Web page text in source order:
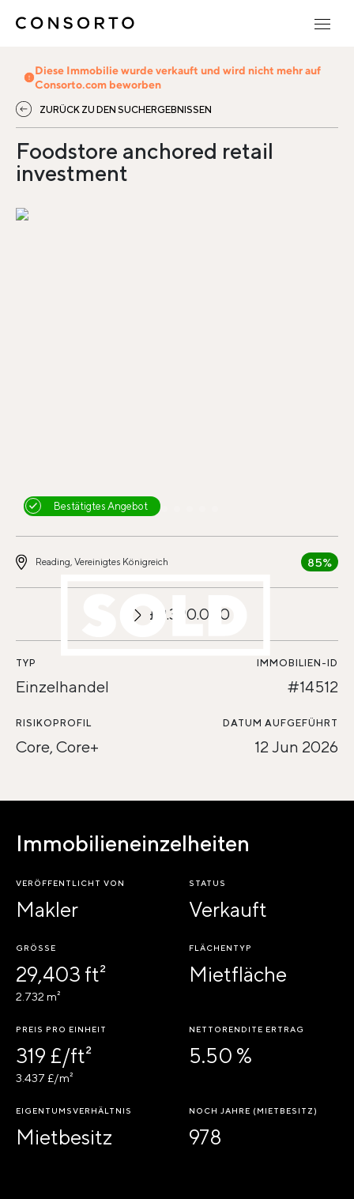
Diese Immobilie wurde verkauft und wird nicht mehr auf
Consorto.com beworben
ZURÜCK ZU DEN SUCHERGEBNISSEN
Foodstore anchored retail
investment
Bestätigtes Angebot
Reading, Vereinigtes Königreich 85%
£9.390.000
TYP
Einzelhandel
IMMOBILIEN-ID
#14512
RISIKOPROFIL
Core, Core+
DATUM AUFGEFÜHRT
12 Jun 2026
Immobilieneinzelheiten
VERÖFFENTLICHT VON
Makler
STATUS
Verkauft
GRÖSSE
29,403 ft²
2.732 m²
FLÄCHENTYP
Mietfläche
PREIS PRO EINHEIT
319 £/ft²
3.437 £/m²
NETTORENDITE ERTRAG
5.50 %
EIGENTUMSVERHÄLTNIS
Mietbesitz
NOCH JAHRE (MIETBESITZ)
978